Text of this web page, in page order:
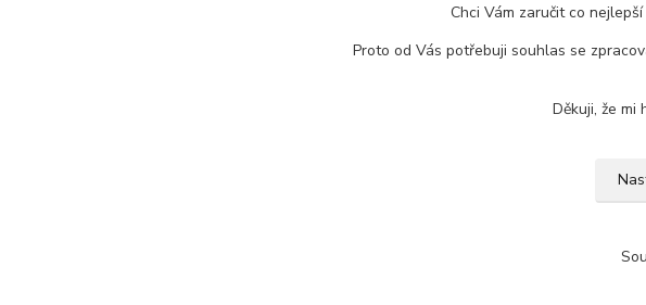
Chci Vám zaručit co
Proto od Vás potřebuji souhlas se
Děkuji, že mi